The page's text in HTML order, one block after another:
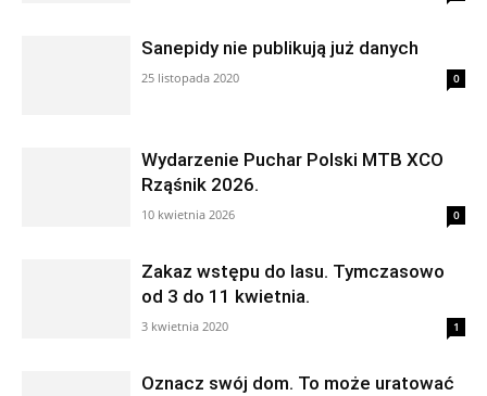
Sanepidy nie publikują już danych
25 listopada 2020 0
Wydarzenie Puchar Polski MTB XCO
Rząśnik 2026.
10 kwietnia 2026 0
Zakaz wstępu do lasu. Tymczasowo
od 3 do 11 kwietnia.
3 kwietnia 2020 1
Oznacz swój dom. To może uratować